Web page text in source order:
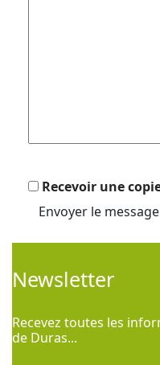
Recevoir une
Envoyer le message
Newsletter
Recevez toutes les
de Duras...